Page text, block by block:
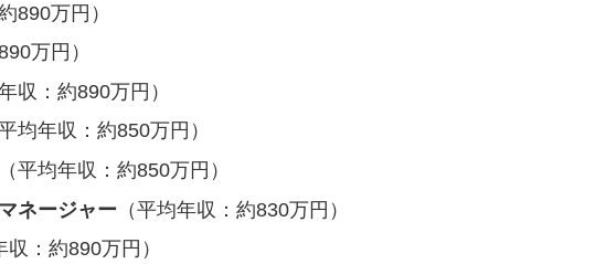
890万円）
万円）
収：約890万円）
均年収：約850万円）
平均年収：約850万円）
ネージャー（平均年収：約830万円）
：約890万円）